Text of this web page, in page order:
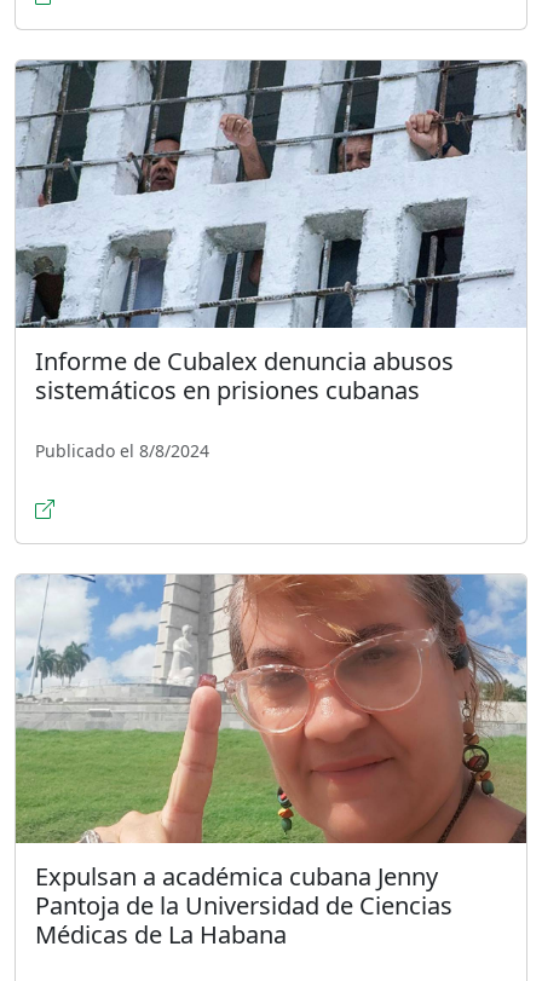
Informe de Cubalex denuncia abusos
sistemáticos en prisiones cubanas
Publicado el 8/8/2024
Expulsan a académica cubana Jenny
Pantoja de la Universidad de Ciencias
Médicas de La Habana